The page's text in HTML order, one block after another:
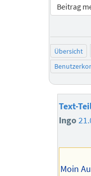
Beitrag
Übersicht
Text-
Ingo
Moin